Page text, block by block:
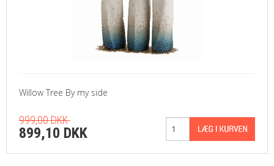
Willow Tree By my side
999,00 DKK
899,10 DKK